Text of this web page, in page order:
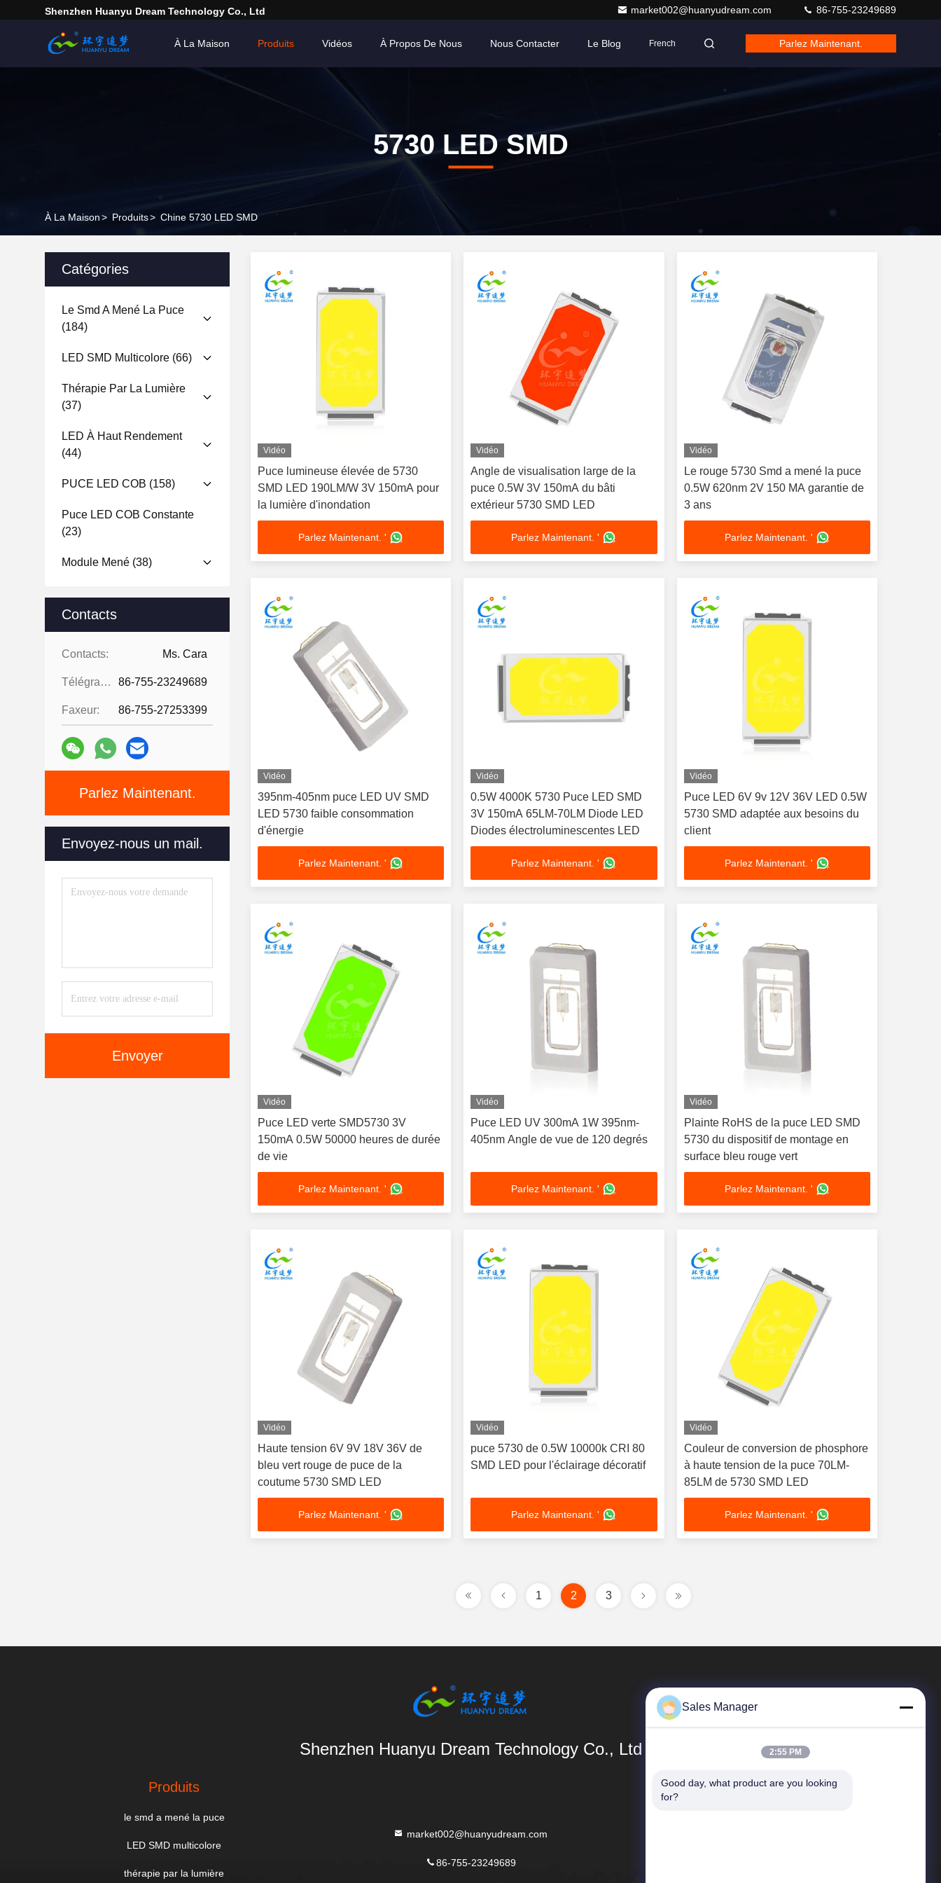
Shenzhen Huanyu Dream Technology Co., Ltd market002@huanyudream.com 86-755-23249689
À La Maison Produits Vidéos À Propos De Nous Nous Contacter Le Blog French Parlez Maintenant.
5730 LED SMD
À La Maison> Produits> Chine 5730 LED SMD
Catégories
Le Smd A Mené La Puce
(184)
LED SMD Multicolore (66)
Thérapie Par La Lumière
(37)
LED À Haut Rendement
(44)
PUCE LED COB (158)
Puce LED COB Constante
(23)
Module Mené (38)
Contacts
Contacts: Ms. Cara
Télégramme: 86-755-23249689
Faxeur: 86-755-27253399
Parlez Maintenant.
Envoyez-nous un mail.
Envoyer
Vidéo
Puce lumineuse élevée de 5730
SMD LED 190LM/W 3V 150mA pour
la lumière d'inondation
Parlez Maintenant. '
Vidéo
Angle de visualisation large de la
puce 0.5W 3V 150mA du bâti
extérieur 5730 SMD LED
Parlez Maintenant. '
Vidéo
Le rouge 5730 Smd a mené la puce
0.5W 620nm 2V 150 MA garantie de
3 ans
Parlez Maintenant. '
Vidéo
395nm-405nm puce LED UV SMD
LED 5730 faible consommation
d'énergie
Parlez Maintenant. '
Vidéo
0.5W 4000K 5730 Puce LED SMD
3V 150mA 65LM-70LM Diode LED
Diodes électroluminescentes LED
Parlez Maintenant. '
Vidéo
Puce LED 6V 9v 12V 36V LED 0.5W
5730 SMD adaptée aux besoins du
client
Parlez Maintenant. '
Vidéo
Puce LED verte SMD5730 3V
150mA 0.5W 50000 heures de durée
de vie
Parlez Maintenant. '
Vidéo
Puce LED UV 300mA 1W 395nm-
405nm Angle de vue de 120 degrés
Parlez Maintenant. '
Vidéo
Plainte RoHS de la puce LED SMD
5730 du dispositif de montage en
surface bleu rouge vert
Parlez Maintenant. '
Vidéo
Haute tension 6V 9V 18V 36V de
bleu vert rouge de puce de la
coutume 5730 SMD LED
Parlez Maintenant. '
Vidéo
puce 5730 de 0.5W 10000k CRI 80
SMD LED pour l'éclairage décoratif
Parlez Maintenant. '
Vidéo
Couleur de conversion de phosphore
à haute tension de la puce 70LM-
85LM de 5730 SMD LED
Parlez Maintenant. '
1 2 3
Shenzhen Huanyu Dream Technology Co., Ltd
Produits
le smd a mené la puce
LED SMD multicolore
thérapie par la lumière
market002@huanyudream.com
86-755-23249689
Liens Rapides
Sales Manager
2:55 PM
Good day, what product are you looking
for?